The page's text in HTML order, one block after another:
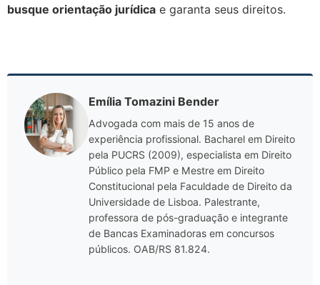
busque orientação jurídica e garanta seus direitos.
Emília Tomazini Bender
Advogada com mais de 15 anos de
experiência profissional. Bacharel em Direito
pela PUCRS (2009), especialista em Direito
Público pela FMP e Mestre em Direito
Constitucional pela Faculdade de Direito da
Universidade de Lisboa. Palestrante,
professora de pós-graduação e integrante
de Bancas Examinadoras em concursos
públicos. OAB/RS 81.824.